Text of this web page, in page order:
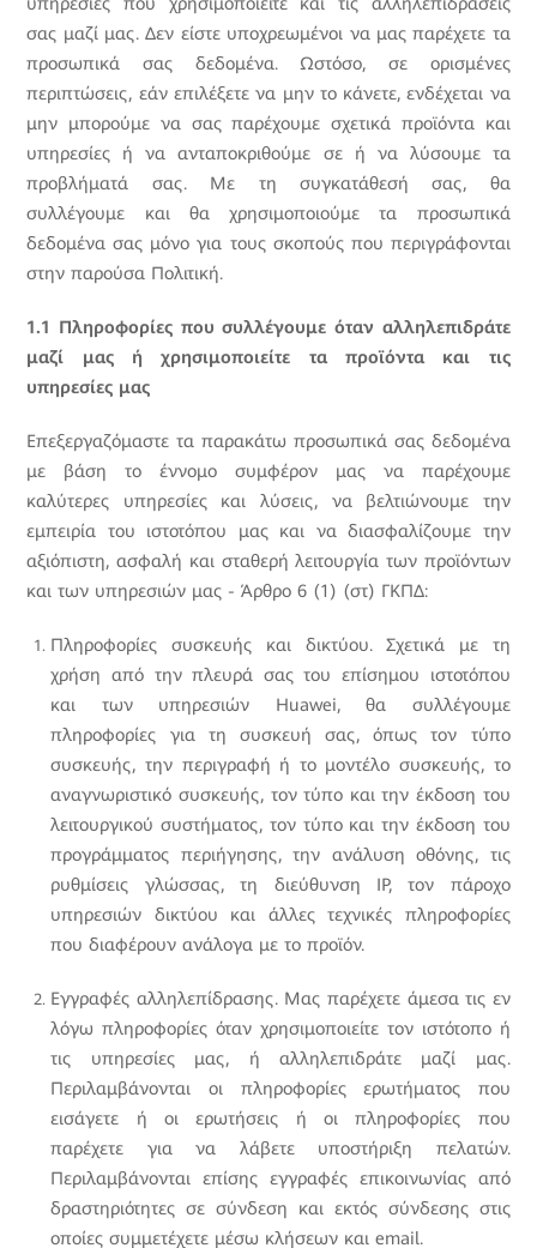
σας μαζί μας. Δεν είστε υποχρεωμένοι να μας παρέχετε τα
προσωπικά σας δεδομένα. Ωστόσο, σε ορισμένες
περιπτώσεις, εάν επιλέξετε να μην το κάνετε, ενδέχεται να
μην μπορούμε να σας παρέχουμε σχετικά προϊόντα και
υπηρεσίες ή να ανταποκριθούμε σε ή να λύσουμε τα
προβλήματά σας. Με τη συγκατάθεσή σας, θα
συλλέγουμε και θα χρησιμοποιούμε τα προσωπικά
δεδομένα σας μόνο για τους σκοπούς που περιγράφονται
στην παρούσα Πολιτική.
1.1 Πληροφορίες που συλλέγουμε όταν αλληλεπιδράτε
μαζί μας ή χρησιμοποιείτε τα προϊόντα και τις
υπηρεσίες μας
Επεξεργαζόμαστε τα παρακάτω προσωπικά σας δεδομένα
με βάση το έννομο συμφέρον μας να παρέχουμε
καλύτερες υπηρεσίες και λύσεις, να βελτιώνουμε την
εμπειρία του ιστοτόπου μας και να διασφαλίζουμε την
αξιόπιστη, ασφαλή και σταθερή λειτουργία των προϊόντων
και των υπηρεσιών μας - Άρθρο 6 (1) (στ) ΓΚΠΔ:
Πληροφορίες συσκευής και δικτύου. Σχετικά με τη
χρήση από την πλευρά σας του επίσημου ιστοτόπου
και των υπηρεσιών Huawei, θα συλλέγουμε
πληροφορίες για τη συσκευή σας, όπως τον τύπο
συσκευής, την περιγραφή ή το μοντέλο συσκευής, το
αναγνωριστικό συσκευής, τον τύπο και την έκδοση του
λειτουργικού συστήματος, τον τύπο και την έκδοση του
προγράμματος περιήγησης, την ανάλυση οθόνης, τις
ρυθμίσεις γλώσσας, τη διεύθυνση IP, τον πάροχο
υπηρεσιών δικτύου και άλλες τεχνικές πληροφορίες
που διαφέρουν ανάλογα με το προϊόν.
Εγγραφές αλληλεπίδρασης. Μας παρέχετε άμεσα τις εν
λόγω πληροφορίες όταν χρησιμοποιείτε τον ιστότοπο ή
τις υπηρεσίες μας, ή αλληλεπιδράτε μαζί μας.
Περιλαμβάνονται οι πληροφορίες ερωτήματος που
εισάγετε ή οι ερωτήσεις ή οι πληροφορίες που
παρέχετε για να λάβετε υποστήριξη πελατών.
Περιλαμβάνονται επίσης εγγραφές επικοινωνίας από
δραστηριότητες σε σύνδεση και εκτός σύνδεσης στις
οποίες συμμετέχετε μέσω κλήσεων και email.